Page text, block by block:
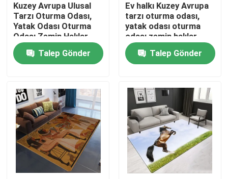
Fabrika turu
Kalite kontrol
Yer Halı Kilim
Yatak Odası Yer Halıları
Salon Yer Halıları
Kuzey Avrupa Ulusal
Tarzı Oturma Odası,
Yatak Odası Oturma
Odası Zemin Halılar
Talep Gönder
Ev halkı Kuzey Avrupa
tarzı oturma odası,
yatak odası oturma
odası zemin halılar
Talep Gönder